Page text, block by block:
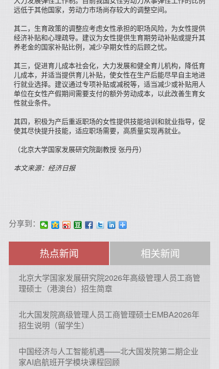
远低于其他国家，劳动力市场尚存较大的调整空间。
其二，生育政策的调整应考虑女性承担的职场风险，为女性提供
经济补贴和心理疏导。建议为女性提供生育期劳动补贴或提升其
养老金的国家补贴比例，减少孕期女性的后顾之忧。
其三，促进育儿成本社会化，大力发展和健全育儿机构，降低育
儿成本，并适当提供育儿补贴，使女性在生产后能尽早自主地进
行就业选择。建议通过专项补贴或减税等，适当减少或补贴用人
单位在女性产假期间需要支付的额外劳动成本，以此改善生育女
性就业条件。
其四，积极为产后重返职场的女性提供技能培训和就业指导，促
使其尽快提升技能，适应职场需要，高质量实现再就业。
（北京大学国家发展研究院副教授 张丹丹）
本文来源：经济日报
分享到：
热点新闻 相关新闻
北京大学国家发展研究院2026年高级管理人员工商管
理硕士（港澳台）招生简章
北大国发院高级管理人员工商管理硕士EMBA2026年
招生说明（留学生）
中国经济与人工智能机遇——北大国发院第二期企业
家AI启航班开学模块课程回顾